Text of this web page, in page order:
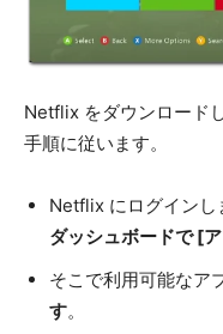
Netflix をダウンロード
手順に従います。
Netflix にログインし
ダッシュボードで [
そこで利用可能なア
す。